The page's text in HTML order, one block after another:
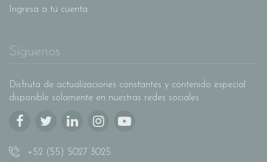
Ingresa a tu cuenta
Síguenos
Disfruta de actualizaciones constantes y contenido especial
disponible solamente en nuestras redes sociales
+52 (55) 5027 3025